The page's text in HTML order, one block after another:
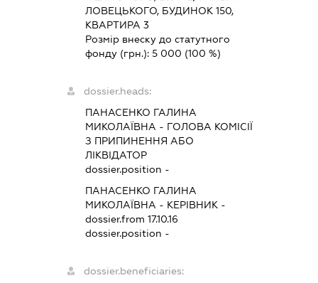
ЛОВЕЦЬКОГО, БУДИНОК 150,
КВАРТИРА 3
Розмір внеску до статутного
фонду (грн.): 5 000 (100 %)
dossier.heads:
ПАНАСЕНКО ГАЛИНА
МИКОЛАЇВНА - ГОЛОВА КОМІСІЇ
З ПРИПИНЕННЯ АБО
ЛІКВІДАТОР
dossier.position -
ПАНАСЕНКО ГАЛИНА
МИКОЛАЇВНА - КЕРІВНИК -
dossier.from 17.10.16
dossier.position -
dossier.beneficiaries: